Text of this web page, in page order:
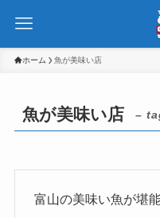
ホーム 魚が美味い店
魚が美味い店 –
富山の美味い魚が堪